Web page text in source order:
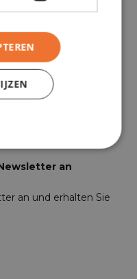
zufriedenen
an
an und erhalten Sie